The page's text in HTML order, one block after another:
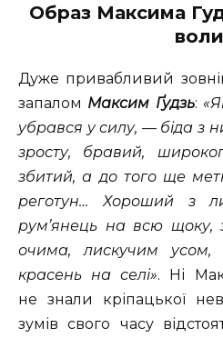
Образ Максима
Дуже привабливий
запалом Максим Ґудзь:
убрався у силу, — біда з
зросту, бравий,
збитий, а до того ще
реготун… Хороший з
рум’янець на всю
очима, лискучим
красень на селі». Ні
не знали кріпацької
зумів свого часу